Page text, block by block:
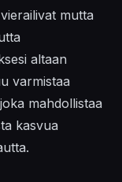
mutta
altaan
varmistaa
mahdollistaa
kasvua